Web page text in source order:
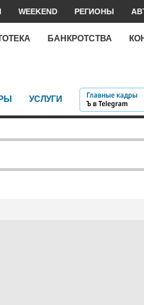
WEEKEND РЕГИОНЫ
БАНКРОТСТВА
УСЛУГИ